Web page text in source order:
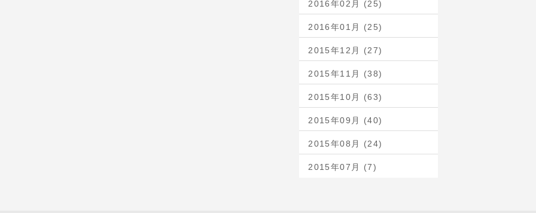
2016年02月 (25)
2016年01月 (25)
2015年12月 (27)
2015年11月 (38)
2015年10月 (63)
2015年09月 (40)
2015年08月 (24)
2015年07月 (7)